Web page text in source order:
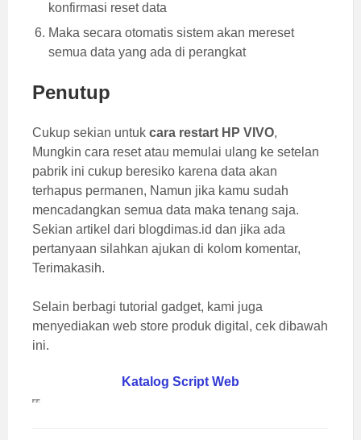
konfirmasi reset data
Maka secara otomatis sistem akan mereset
semua data yang ada di perangkat
Penutup
Cukup sekian untuk cara restart HP VIVO,
Mungkin cara reset atau memulai ulang ke setelan
pabrik ini cukup beresiko karena data akan
terhapus permanen, Namun jika kamu sudah
mencadangkan semua data maka tenang saja.
Sekian artikel dari blogdimas.id dan jika ada
pertanyaan silahkan ajukan di kolom komentar,
Terimakasih.
Selain berbagi tutorial gadget, kami juga
menyediakan web store produk digital, cek dibawah
ini.
Katalog Script Web